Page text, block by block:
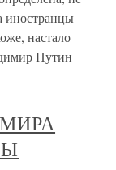
иностранцы
настало
Путин